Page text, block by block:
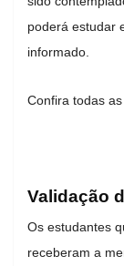
poderá estudar
informado.
Confira todas
Validação
Os estudantes
receberam a